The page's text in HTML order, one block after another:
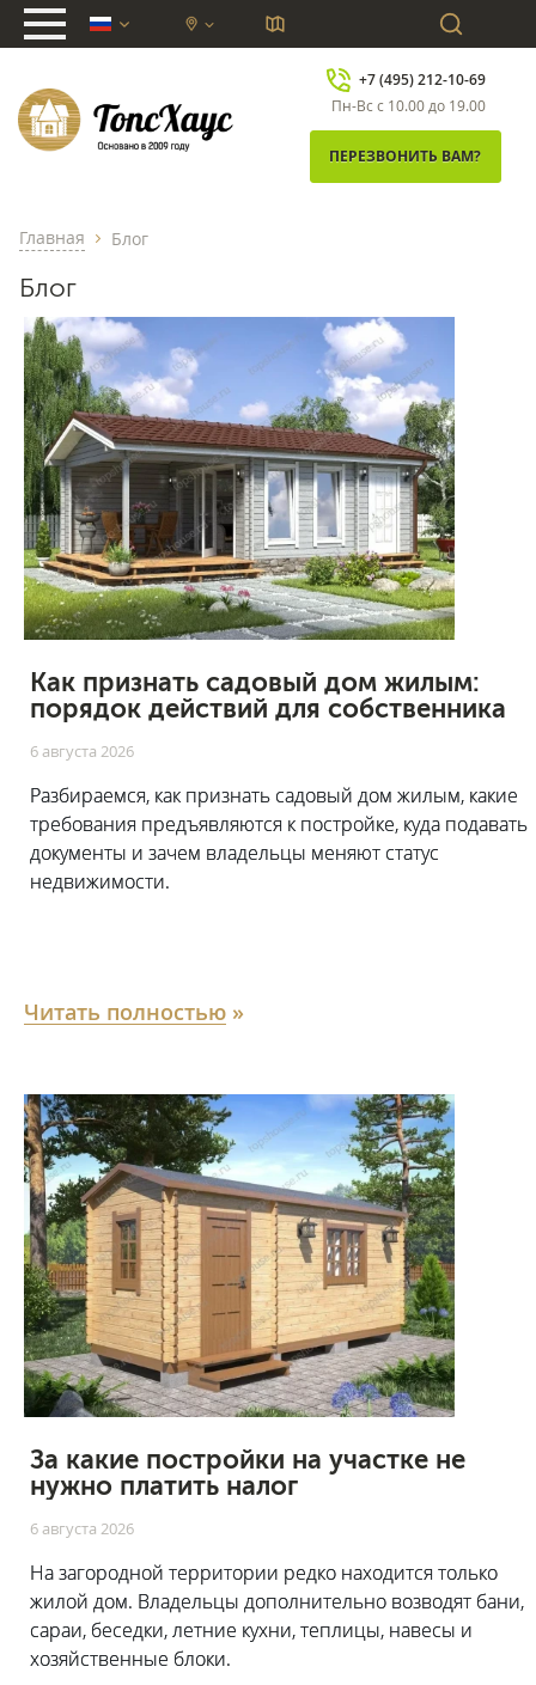
chevron_down
+7 (495) 212-10-69
Пн-Вс с 10.00 до 19.00
ПЕРЕЗВОНИТЬ ВАМ?
Главная chevron_right Блог
Блог
Как признать садовый дом жилым:
порядок действий для собственника
6 августа 2026
Разбираемся, как признать садовый дом жилым, какие
требования предъявляются к постройке, куда подавать
документы и зачем владельцы меняют статус
недвижимости.
Читать полностью »
За какие постройки на участке не
нужно платить налог
6 августа 2026
На загородной территории редко находится только
жилой дом. Владельцы дополнительно возводят бани,
сараи, беседки, летние кухни, теплицы, навесы и
хозяйственные блоки.